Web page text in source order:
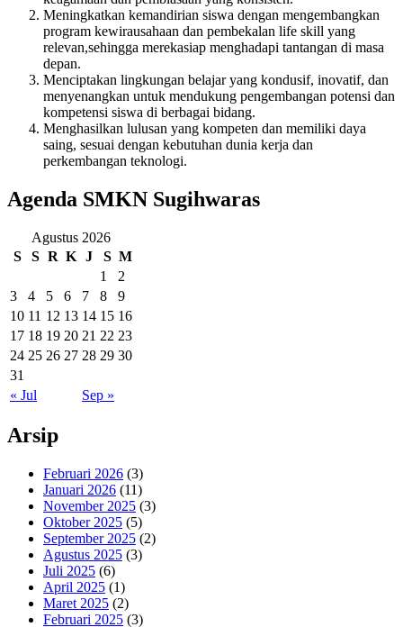
Meningkatkan kemandirian siswa dengan mengembangkan
program kewirausahaan dan pembekalan life skill yang
relevan,sehingga merekasiap menghadapi tantangan di masa
depan.
Menciptakan lingkungan belajar yang kondusif, inovatif, dan
menyenangkan untuk mendukung pengembangan potensi dan
kompetensi siswa di berbagai bidang.
Menghasilkan lulusan yang kompeten dan memiliki daya
saing, sesuai dengan kebutuhan dunia kerja dan
perkembangan teknologi.
Agenda SMKN Sugihwaras
Agustus 2026
S
S R K J S M
1
2
3
4 5 6 7 8
9
10 11 12 13 14 15 16
17 18 19 20 21 22 23
24 25 26 27 28 29 30
31
« Jul
Sep »
Arsip
Februari 2026 (3)
Januari 2026 (11)
November 2025 (3)
Oktober 2025 (5)
September 2025 (2)
Agustus 2025 (3)
Juli 2025 (6)
April 2025 (1)
Maret 2025 (2)
Februari 2025 (3)